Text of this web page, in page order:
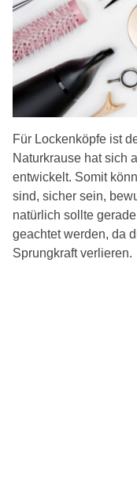
Für Lockenköpfe ist
Naturkrause hat sich
entwickelt. Somit
sind, sicher sein,
natürlich sollte
geachtet werden, da
Sprungkraft verlieren.